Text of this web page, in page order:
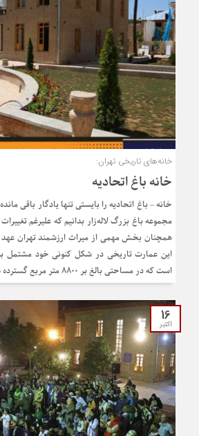
خانه‌های تاریخی تهران:
خانه‌ باغ اتحادیه
خانه – باغ اتحادیه را بایستی تنها یادگار باقی
مجموعه باغ بزرگ لاله‌زار بدانیم که علیرغم
همچنان بخش مهمی از میراث ارزشمند تهران عهد
این عمارت تاریخی در شکل کنونی خود مشتمل
است که در مساحتی بالغ بر ۸۸۰۰ متر مربع گسترده شده‌اند.
16
اکتبر